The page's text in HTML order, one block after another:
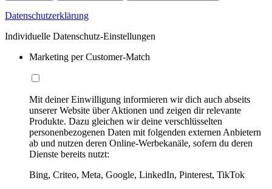
Datenschutzerklärung
Individuelle Datenschutz-Einstellungen
Marketing per Customer-Match
Mit deiner Einwilligung informieren wir dich auch abseits
unserer Website über Aktionen und zeigen dir relevante
Produkte. Dazu gleichen wir deine verschlüsselten
personenbezogenen Daten mit folgenden externen Anbietern
ab und nutzen deren Online-Werbekanäle, sofern du deren
Dienste bereits nutzt:
Bing, Criteo, Meta, Google, LinkedIn, Pinterest, TikTok